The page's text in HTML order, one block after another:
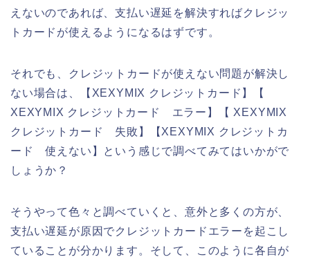
えないのであれば、支払い遅延を解決すればクレジッ
トカードが使えるようになるはずです。
それでも、クレジットカードが使えない問題が解決し
ない場合は、【XEXYMIX クレジットカード】【
XEXYMIX クレジットカード エラー】【 XEXYMIX
クレジットカード 失敗】【XEXYMIX クレジットカ
ード 使えない】という感じで調べてみてはいかがで
しょうか？
そうやって色々と調べていくと、意外と多くの方が、
支払い遅延が原因でクレジットカードエラーを起こし
ていることが分かります。そして、このように各自が